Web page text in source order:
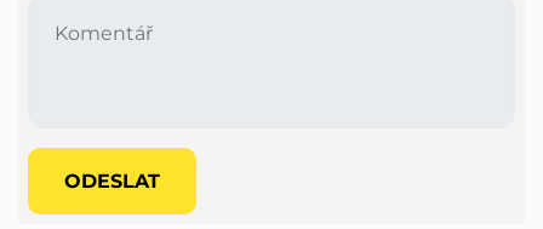
ODESLAT